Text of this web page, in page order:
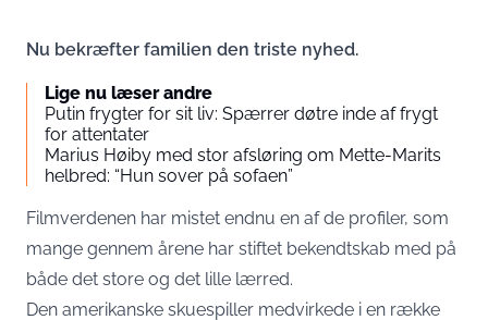
Nu bekræfter familien den triste nyhed.
Lige nu læser andre
Putin frygter for sit liv: Spærrer døtre inde af frygt
for attentater
Marius Høiby med stor afsløring om Mette-Marits
helbred: “Hun sover på sofaen”
Filmverdenen har mistet endnu en af de profiler, som
mange gennem årene har stiftet bekendtskab med på
både det store og det lille lærred.
Den amerikanske skuespiller medvirkede i en række